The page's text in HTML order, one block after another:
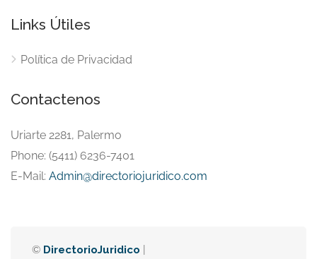
Links Útiles
Política de Privacidad
Contactenos
Uriarte 2281, Palermo
Phone: (5411) 6236-7401
E-Mail: Admin@directoriojuridico.com
© DirectorioJuridico